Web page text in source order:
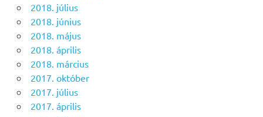
2018. július
2018. június
2018. május
2018. április
2018. március
2017. október
2017. július
2017. április